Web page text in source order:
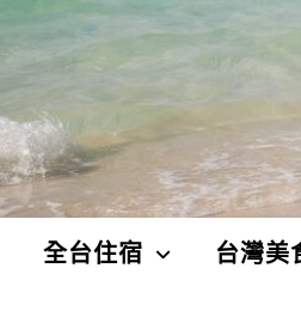
全台住宿 台灣美